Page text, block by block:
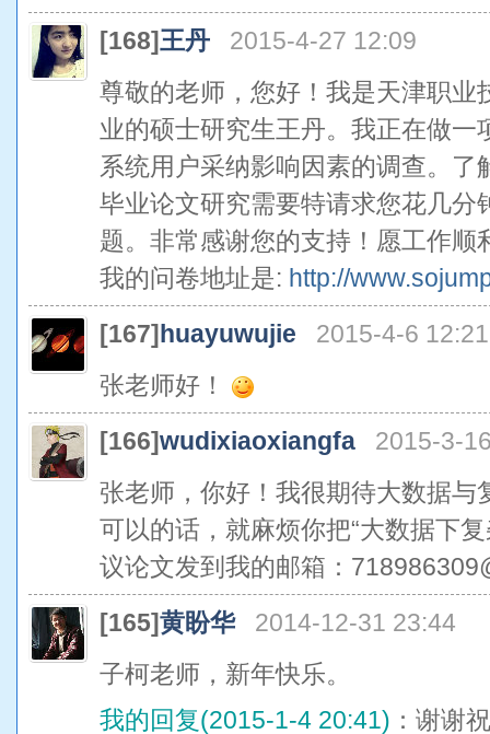
[168]王丹
2015-4-27 12:09
尊敬的老师，您好！我是天津职
业的硕士研究生王丹。我正在做
系统用户采纳影响因素的调查。
毕业论文研究需要特请求您花几
题。非常感谢您的支持！愿工作顺
我的问卷地址是: http://
[167]huayuwujie
2015-4-6 12:21
张老师好！
[166]wudixiaoxiangfa
2015-3-
张老师，你好！我很期待大数据
可以的话，就麻烦你把“大数据下
议论文发到我的邮箱：
[165]黄盼华
2014-12-31 23:44
子柯老师，新年快乐。
我的回复(2015-1-4 20:41) ：谢谢